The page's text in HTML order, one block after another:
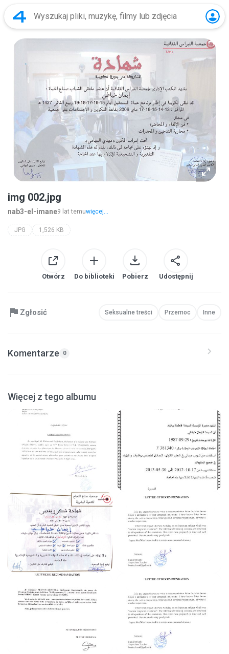
img 002.jpg
nab3-el-imane9 lat temuwięcej...
JPG 1,526 KB
Otwórz Do biblioteki Pobierz Udostępnij
Zgłosić Seksualne treści Przemoc Inne
Komentarze 0
Więcej z tego albumu